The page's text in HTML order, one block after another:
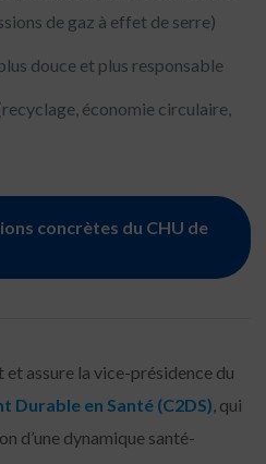
de gaz à effet de serre)
douce et plus responsable
économie circulaire,
concrètes du CHU de
assure la vice-présidence du
Durable en Santé (C2DS) , qui
d’une dynamique santé-